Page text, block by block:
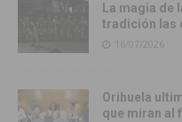
La magia de
tradición las
16/07/2026
Orihuela
que miran al